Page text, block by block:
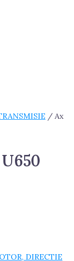
/ Ax
DIRECTIE